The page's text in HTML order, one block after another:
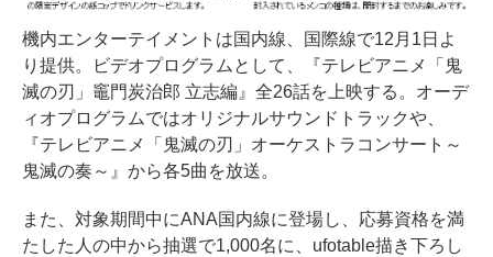
機内エンターテイメントは国内線、国際線で12月1日よ
り提供。ビデオプログラムとして、『テレビアニメ「鬼
滅の刃」竈門炭治郎 立志編』全26話を上映する。オーデ
ィオプログラムではオリジナルサウンドトラックや、
『テレビアニメ「鬼滅の刃」オーケストラコンサート～
鬼滅の奏～』から各5曲を放送。
また、対象期間中にANA国内線に登場し、応募資格を満
たした人の中から抽選で1,000名に、ufotable描き下ろし